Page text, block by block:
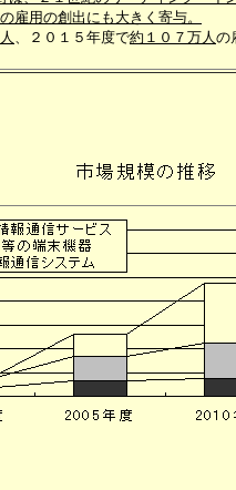
雇用の創出にも大きく寄与。
、２０１５年度で約１０７万人